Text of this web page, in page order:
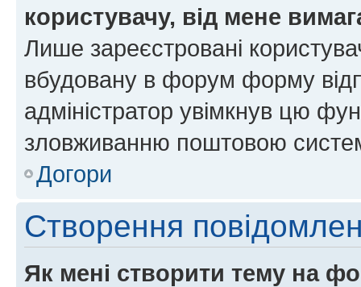
користувачу, від мене
Лише зареєстровані
вбудовану в форум форму
адміністратор увімкнув цю
зловживанню поштовою
Догори
Створення
Як мені створити тему на